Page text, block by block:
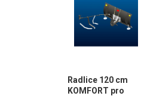
Náhradní díly pro křovinořezy
Náhradní díly pro sekačky
Radlice 120 cm
KOMFORT pro